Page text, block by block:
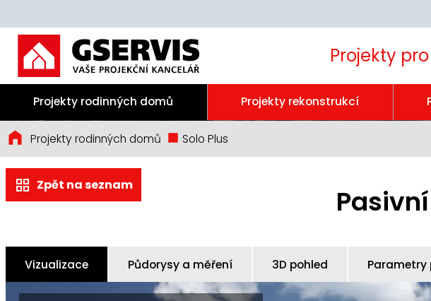
Projekty
Projekty rodinných domů Projekty rekonstrukcí
Projekty rodinných domů Solo Plus
Zpět na seznam
Vizualizace Půdorysy a měření 3D pohled Parametry